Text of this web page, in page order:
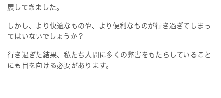
展してきました。
しかし、より快適なものや、より便利なものが行き過ぎてしまっ
てはいないでしょうか？
行き過ぎた結果、私たち人間に多くの弊害をもたらしていること
にも目を向ける必要があります。